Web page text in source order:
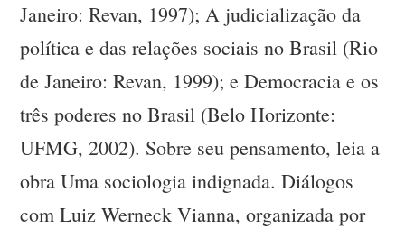
Janeiro: Revan, 1997); A judicialização da
política e das relações sociais no Brasil (Rio
de Janeiro: Revan, 1999); e Democracia e os
três poderes no Brasil (Belo Horizonte:
UFMG, 2002). Sobre seu pensamento, leia a
obra Uma sociologia indignada. Diálogos
com Luiz Werneck Vianna, organizada por